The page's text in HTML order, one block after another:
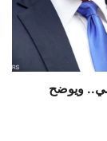
ويوضح